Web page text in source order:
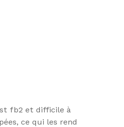
fb2 et difficile à
ce qui les rend